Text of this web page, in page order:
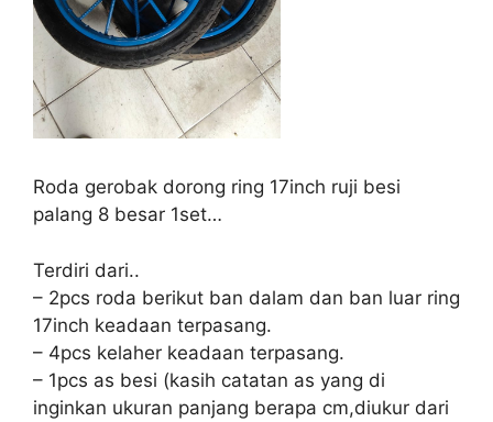
Roda gerobak dorong ring 17inch ruji besi
palang 8 besar 1set…
Terdiri dari..
– 2pcs roda berikut ban dalam dan ban luar ring
17inch keadaan terpasang.
– 4pcs kelaher keadaan terpasang.
– 1pcs as besi (kasih catatan as yang di
inginkan ukuran panjang berapa cm,diukur dari